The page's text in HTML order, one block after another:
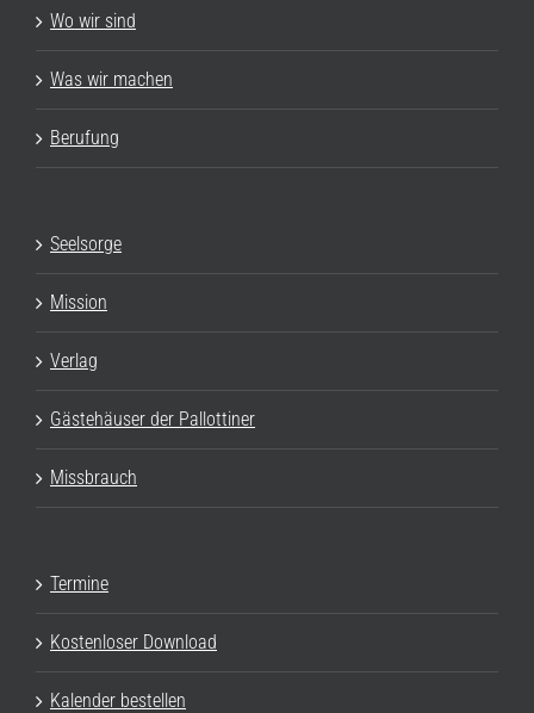
Wo wir sind
Was wir machen
Berufung
Seelsorge
Mission
Verlag
Gästehäuser der Pallottiner
Missbrauch
Termine
Kostenloser Download
Kalender bestellen